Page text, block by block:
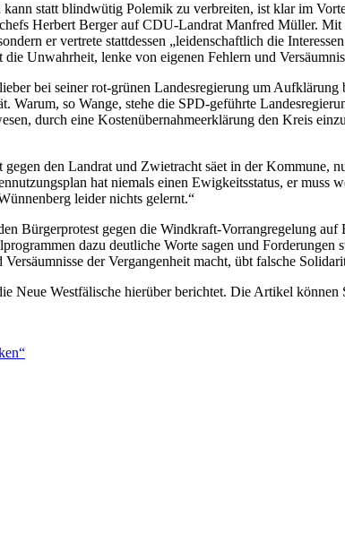
statt blindwütig Polemik zu verbreiten, ist klar im
Herbert Berger auf CDU-Landrat Manfred Müller.
er vertrete stattdessen „leidenschaftlich die
Unwahrheit, lenke von eigenen Fehlern und
bei seiner rot-grünen Landesregierung um
so Wange, stehe die SPD-geführte
durch eine Kostenübernahmeerklärung den Kreis
den Landrat und Zwietracht säet in der
hat niemals einen Ewigkeitsstatus, er muss
leider nichts gelernt.“
Bürgerprotest gegen die Windkraft-Vorrangregelung
dazu deutliche Worte sagen und
der Vergangenheit macht, übt falsche
Neue Westfälische hierüber berichtet. Die Artikel können